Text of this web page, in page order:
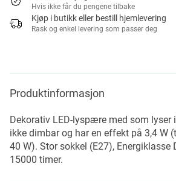
Hvis ikke får du pengene tilbake
Kjøp i butikk eller bestill hjemlevering
Rask og enkel levering som passer deg
Produktinformasjon
Dekorativ LED-lyspære med som lyser
ikke dimbar og har en effekt på 3,4 W
40 W). Stor sokkel (E27), Energiklasse
15000 timer.